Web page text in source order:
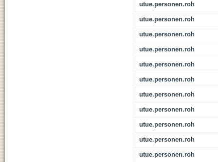
utue.personen.roh
utue.personen.roh
utue.personen.roh
utue.personen.roh
utue.personen.roh
utue.personen.roh
utue.personen.roh
utue.personen.roh
utue.personen.roh
utue.personen.roh
utue.personen.roh